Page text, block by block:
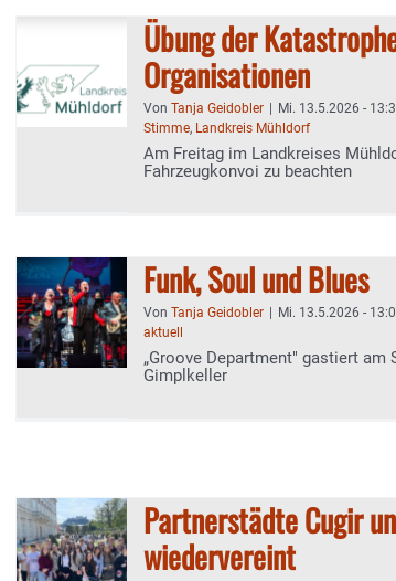
Übung der
Organisationen
Von Tanja Geidobler Mi. 13.5.2026 -
Stimme, Landkreis Mühldorf
Am Freitag im Landkreises
Fahrzeugkonvoi zu beachten
Funk, Soul und Blues
Von Tanja Geidobler Mi. 13.5.2026 -
aktuell
„Groove Department" gastiert am
Gimplkeller
Partnerstädte Cugir
wiedervereint